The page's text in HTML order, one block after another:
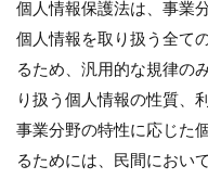
個人情報保護法は、事業
個人情報を取り扱う全て
るため、汎用的な規律の
り扱う個人情報の性質、
事業分野の特性に応じた
るためには、民間におい